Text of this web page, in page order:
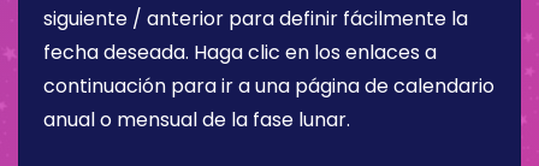
siguiente / anterior para definir fácilmente la
fecha deseada. Haga clic en los enlaces a
continuación para ir a una página de calendario
anual o mensual de la fase lunar.